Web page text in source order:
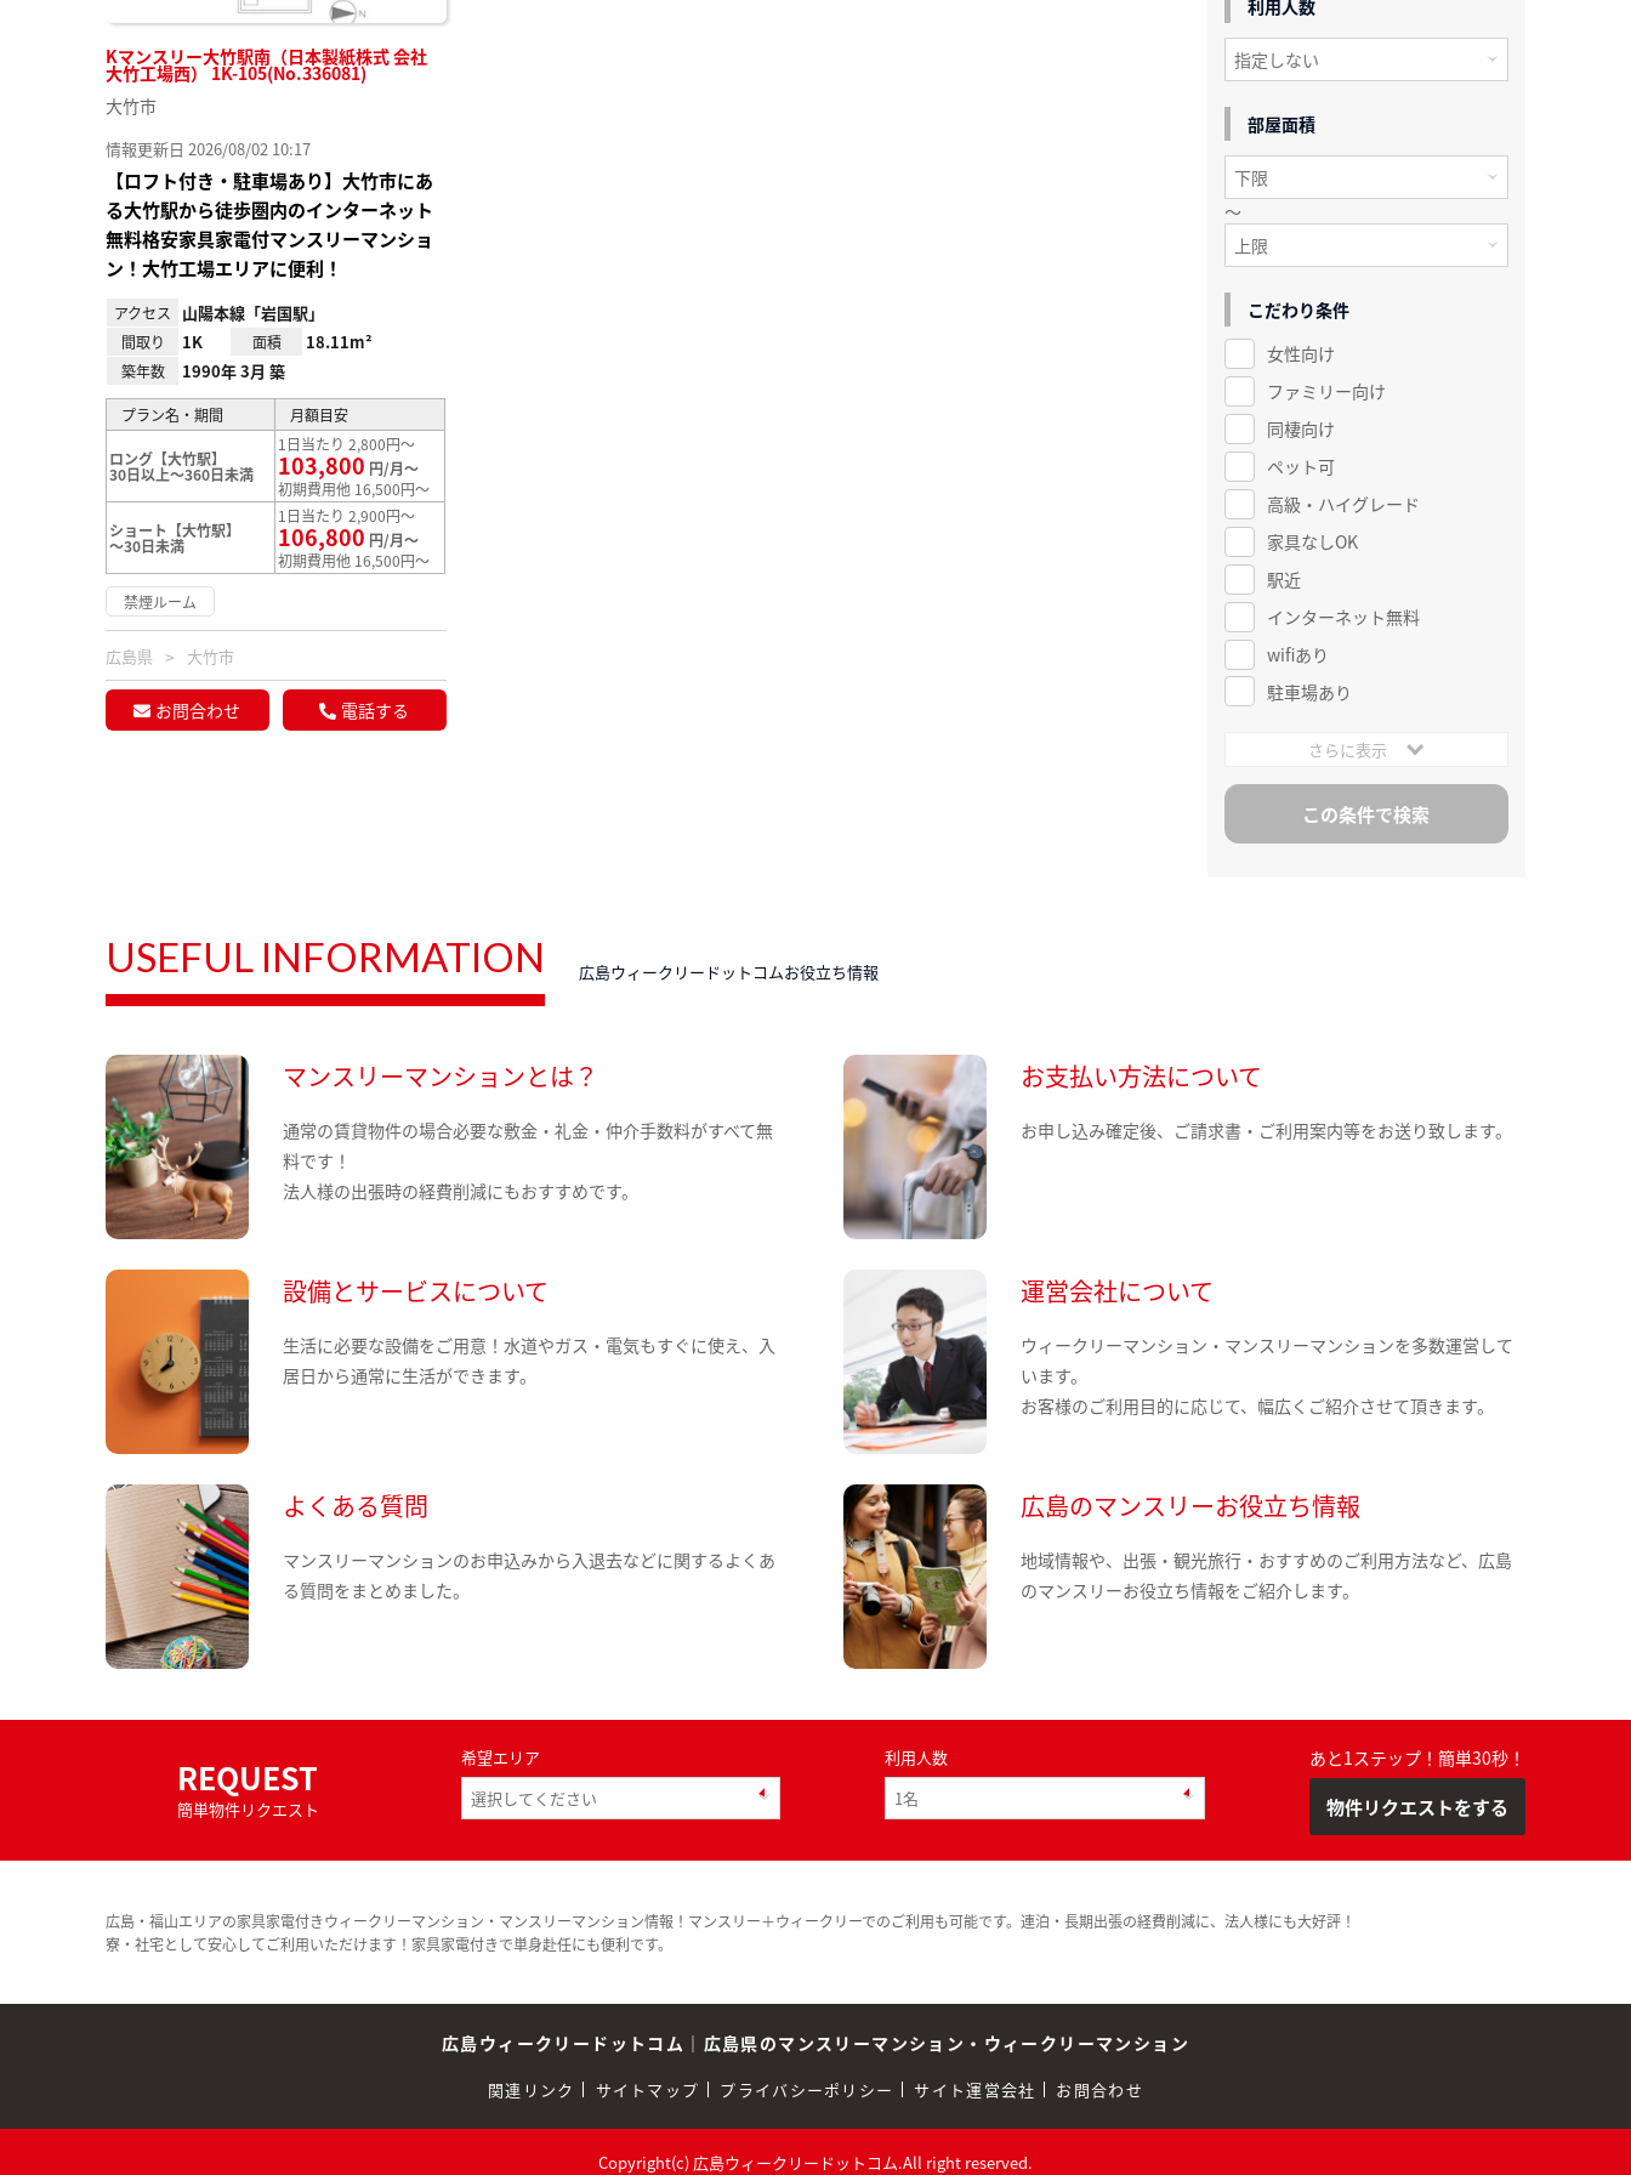
Kマンスリー大竹駅南（日本製紙株式 会社
大竹工場西） 1K-105(No.336081)
大竹市
情報更新日 2026/08/02 10:17
【ロフト付き・駐車場あり】大竹市にあ
る大竹駅から徒歩圏内のインターネット
無料格安家具家電付マンスリーマンショ
ン！大竹工場エリアに便利！
アクセス 山陽本線「岩国駅」
間取り 1K 面積 18.11m²
築年数 1990年 3月 築
プラン名・期間 月額目安
ロング【大竹駅】
30日以上～360日未満
1日当たり 2,800円～
103,800 円/月～
初期費用他 16,500円～
ショート【大竹駅】
～30日未満
1日当たり 2,900円～
106,800 円/月～
初期費用他 16,500円～
禁煙ルーム
広島県 大竹市
お問合わせ 電話する
利用人数
部屋面積
～
こだわり条件
女性向け
ファミリー向け
同棲向け
ペット可
高級・ハイグレード
家具なしOK
駅近
インターネット無料
wifiあり
駐車場あり
さらに表示
USEFUL INFORMATION 広島ウィークリードットコムお役立ち情報
マンスリーマンションとは？
通常の賃貸物件の場合必要な敷金・礼金・仲介手数料がすべて無
料です！
法人様の出張時の経費削減にもおすすめです。
お支払い方法について
お申し込み確定後、ご請求書・ご利用案内等をお送り致します。
設備とサービスについて
生活に必要な設備をご用意！水道やガス・電気もすぐに使え、入
居日から通常に生活ができます。
運営会社について
ウィークリーマンション・マンスリーマンションを多数運営して
います。
お客様のご利用目的に応じて、幅広くご紹介させて頂きます。
よくある質問
マンスリーマンションのお申込みから入退去などに関するよくあ
る質問をまとめました。
広島のマンスリーお役立ち情報
地域情報や、出張・観光旅行・おすすめのご利用方法など、広島
のマンスリーお役立ち情報をご紹介します。
REQUEST
簡単物件リクエスト
希望エリア 利用人数 あと1ステップ！簡単30秒！
物件リクエストをする
広島・福山エリアの家具家電付きウィークリーマンション・マンスリーマンション情報！マンスリー＋ウィークリーでのご利用も可能です。連泊・長期出張の経費削減に、法人様にも大好評！
寮・社宅として安心してご利用いただけます！家具家電付きで単身赴任にも便利です。
広島ウィークリードットコム ｜ 広島県のマンスリーマンション・ウィークリーマンション
関連リンク サイトマップ プライバシーポリシー サイト運営会社 お問合わせ
Copyright(c) 広島ウィークリードットコム.All right reserved.